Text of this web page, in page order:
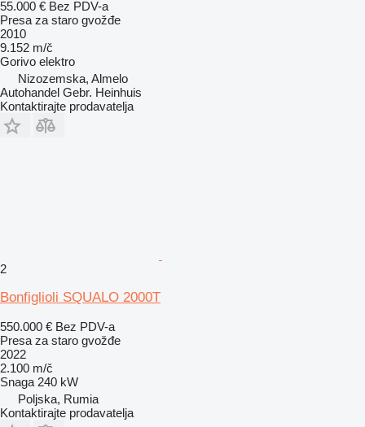
55.000 € Bez PDV-a
Presa za staro gvožđe
2010
9.152 m/č
Gorivo elektro
Nizozemska, Almelo
Autohandel Gebr. Heinhuis
Kontaktirajte prodavatelja
2
Bonfiglioli SQUALO 2000T
550.000 € Bez PDV-a
Presa za staro gvožđe
2022
2.100 m/č
Snaga 240 kW
Poljska, Rumia
Kontaktirajte prodavatelja